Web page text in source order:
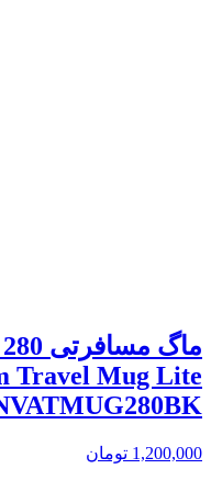
Travel Mug Lite
1,200,000 تومان